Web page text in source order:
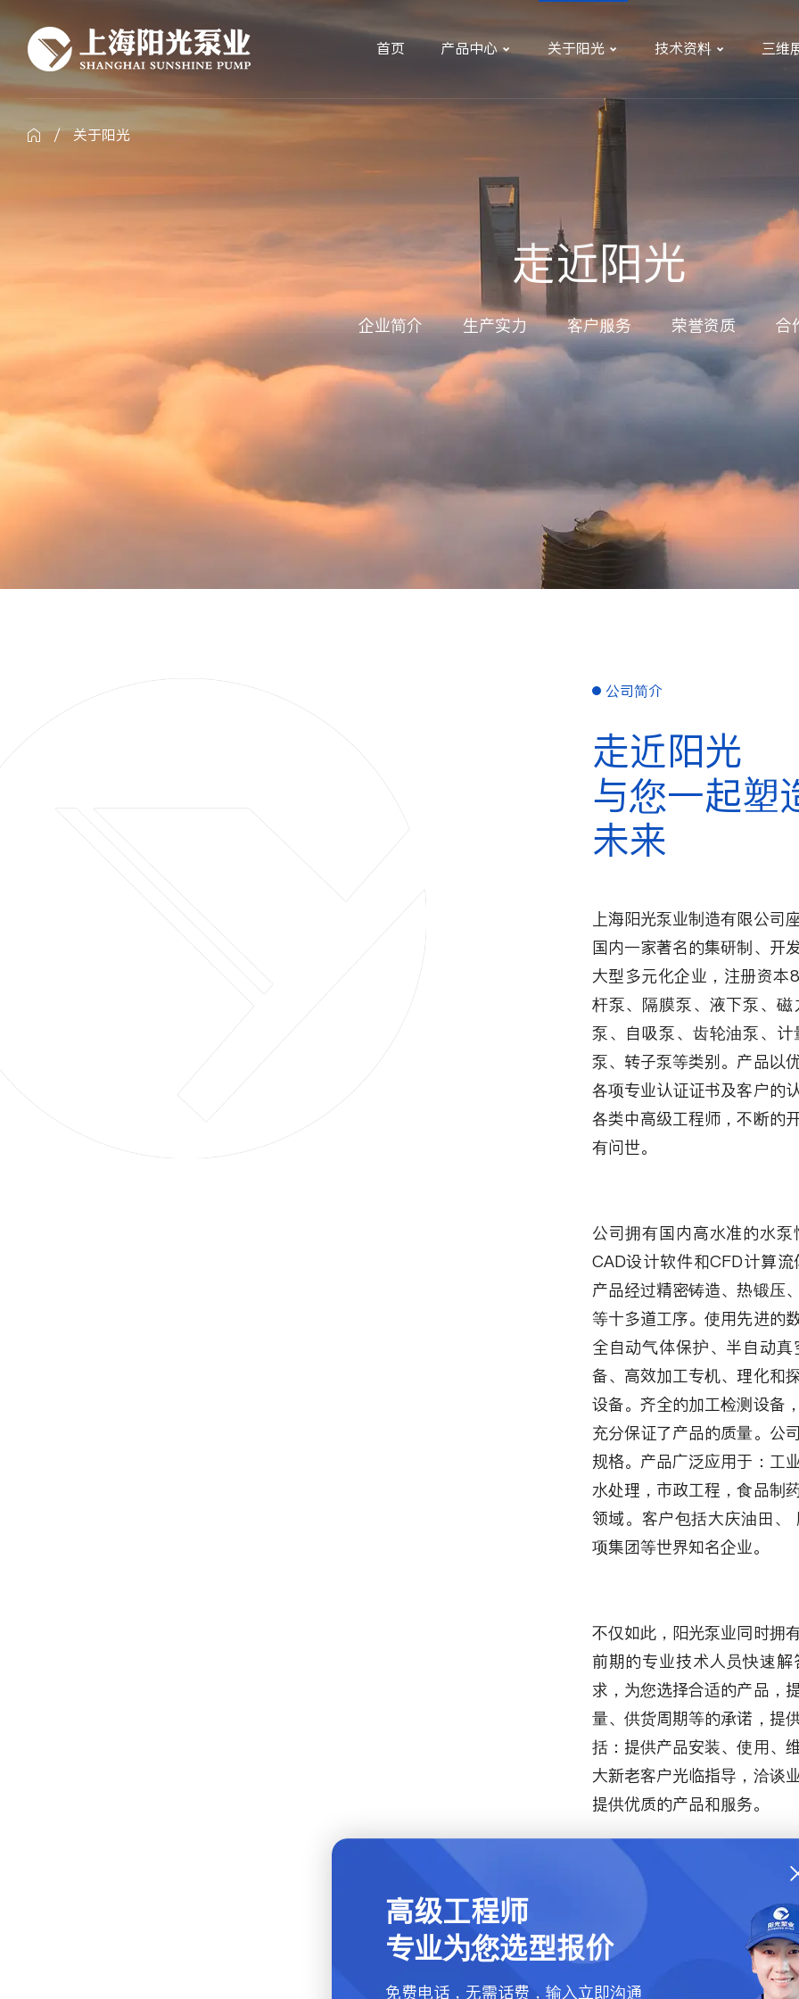
首页 产品中心  关于阳光  技术资料  三维
 / 关于阳光
走近阳光
企业简介 生产实力 客户服务 荣誉资质 合
公司简介
走近阳光
与您一起塑
未来
上海阳光泵业制造有限公司
国内一家著名的集研制、开
大型多元化企业，注册资
杆泵、隔膜泵、液下泵、
泵、自吸泵、齿轮油泵、
泵、转子泵等类别。产品以
各项专业认证证书及客户的
各类中高级工程师，不断的
有问世。
公司拥有国内高水准的水
CAD设计软件和CFD计算
产品经过精密铸造、热锻压
等十多道工序。使用先进的
全自动气体保护、半自动
备、高效加工专机、理化和
设备。齐全的加工检测设备
充分保证了产品的质量。公
规格。产品广泛应用于：工
水处理，市政工程，食品制
领域。客户包括大庆油田
项集团等世界知名企业。
不仅如此，阳光泵业同时拥
前期的专业技术人员快速
求，为您选择合适的产品，
量、供货周期等的承诺，提
括：提供产品安装、使用、
大新老客户光临指导，洽谈
提供优质的产品和服务。
阳光泵业一览
1999年
18大产品系列
高级工程师
专业为您选型报价
免费电话，无需话费，输入立即沟通